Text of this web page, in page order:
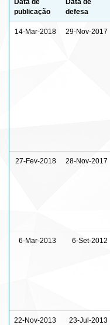
publicação
defesa
14-Mar-2018 29-Nov-2017
27-Fev-2018 28-Nov-2017
6-Mar-2013 6-Set-2012
22-Nov-2013 23-Jul-2013